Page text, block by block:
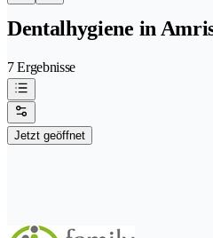
Dentalhygiene in
7 Ergebnisse
Jetzt geöffnet